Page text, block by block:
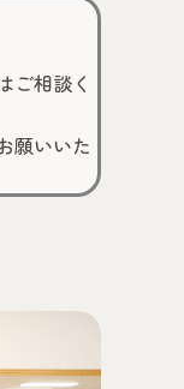
ご相談く
願いいた